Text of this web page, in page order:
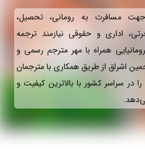
مسافرت به رومانی، تحصیل،
اداری و حقوقی نیازمند ترجمه
همراه با مهر مترجم رسمی و
اشراق از طریق همکاری با مترجمان
در سراسر کشور با بالاترین کیفیت و